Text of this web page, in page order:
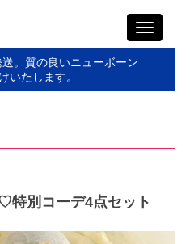
Toggle
。質の良いニューボーン
いたします。
特別コーデ4点セット